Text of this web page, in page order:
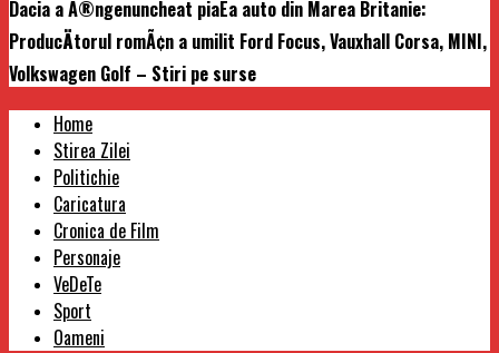
Dacia a Ã®ngenuncheat piaÈa auto din Marea Britanie:
ProducÄtorul romÃ¢n a umilit Ford Focus, Vauxhall Corsa, MINI,
Volkswagen Golf – Stiri pe surse
Home
Stirea Zilei
Politichie
Caricatura
Cronica de Film
Personaje
VeDeTe
Sport
Oameni